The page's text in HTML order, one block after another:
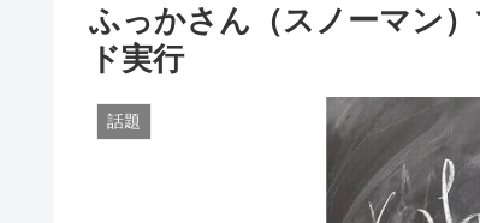
ふっかさん（スノーマン
ド実行
話題